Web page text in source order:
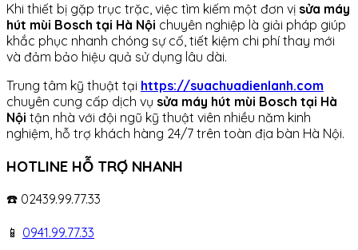
Khi thiết bị gặp trục trặc, việc tìm kiếm một đơn vị sửa máy
hút mùi Bosch tại Hà Nội chuyên nghiệp là giải pháp giúp
khắc phục nhanh chóng sự cố, tiết kiệm chi phí thay mới
và đảm bảo hiệu quả sử dụng lâu dài.
Trung tâm kỹ thuật tại https://suachuadienlanh.com
chuyên cung cấp dịch vụ sửa máy hút mùi Bosch tại Hà
Nội tận nhà với đội ngũ kỹ thuật viên nhiều năm kinh
nghiệm, hỗ trợ khách hàng 24/7 trên toàn địa bàn Hà Nội.
HOTLINE HỖ TRỢ NHANH
☎️ 02439.99.77.33
📱 0941.99.77.33